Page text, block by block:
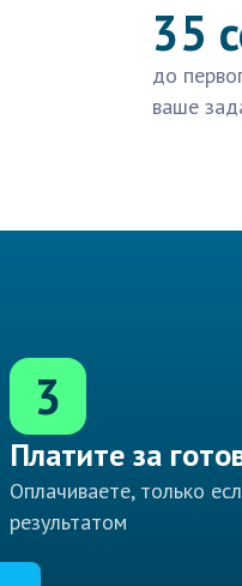
35
до
ваше
3
Платите за
Оплачиваете, только
результатом